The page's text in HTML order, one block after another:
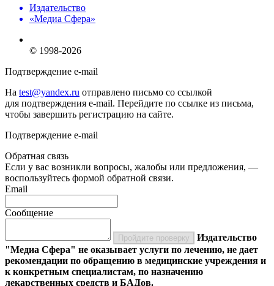
Издательство
«Медиа Сфера»
© 1998-2026
Подтверждение e-mail
На test@yandex.ru отправлено письмо со ссылкой
для подтверждения e-mail. Перейдите по ссылке из письма,
чтобы завершить регистрацию на сайте.
Подтверждение e-mail
Обратная связь
Если у вас возникли вопросы, жалобы или предложения, —
воспользуйтесь формой обратной связи.
Email
Сообщение
Пройдите проверку
Издательство
"Медиа Сфера" не оказывает услуги по лечению, не дает
рекомендации по обращению в медицинские учреждения и
к конкретным специалистам, по назначению
лекарственных средств и БАДов.